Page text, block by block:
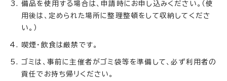
備品を使用する場合は、申請時にお申し込みください。（使
用後は、定められた場所に整理整頓をして収納してくださ
い。）
喫煙・飲食は厳禁です。
ゴミは、事前に主催者がゴミ袋等を準備して、必ず利用者の
貢任でお持ち帰リください。